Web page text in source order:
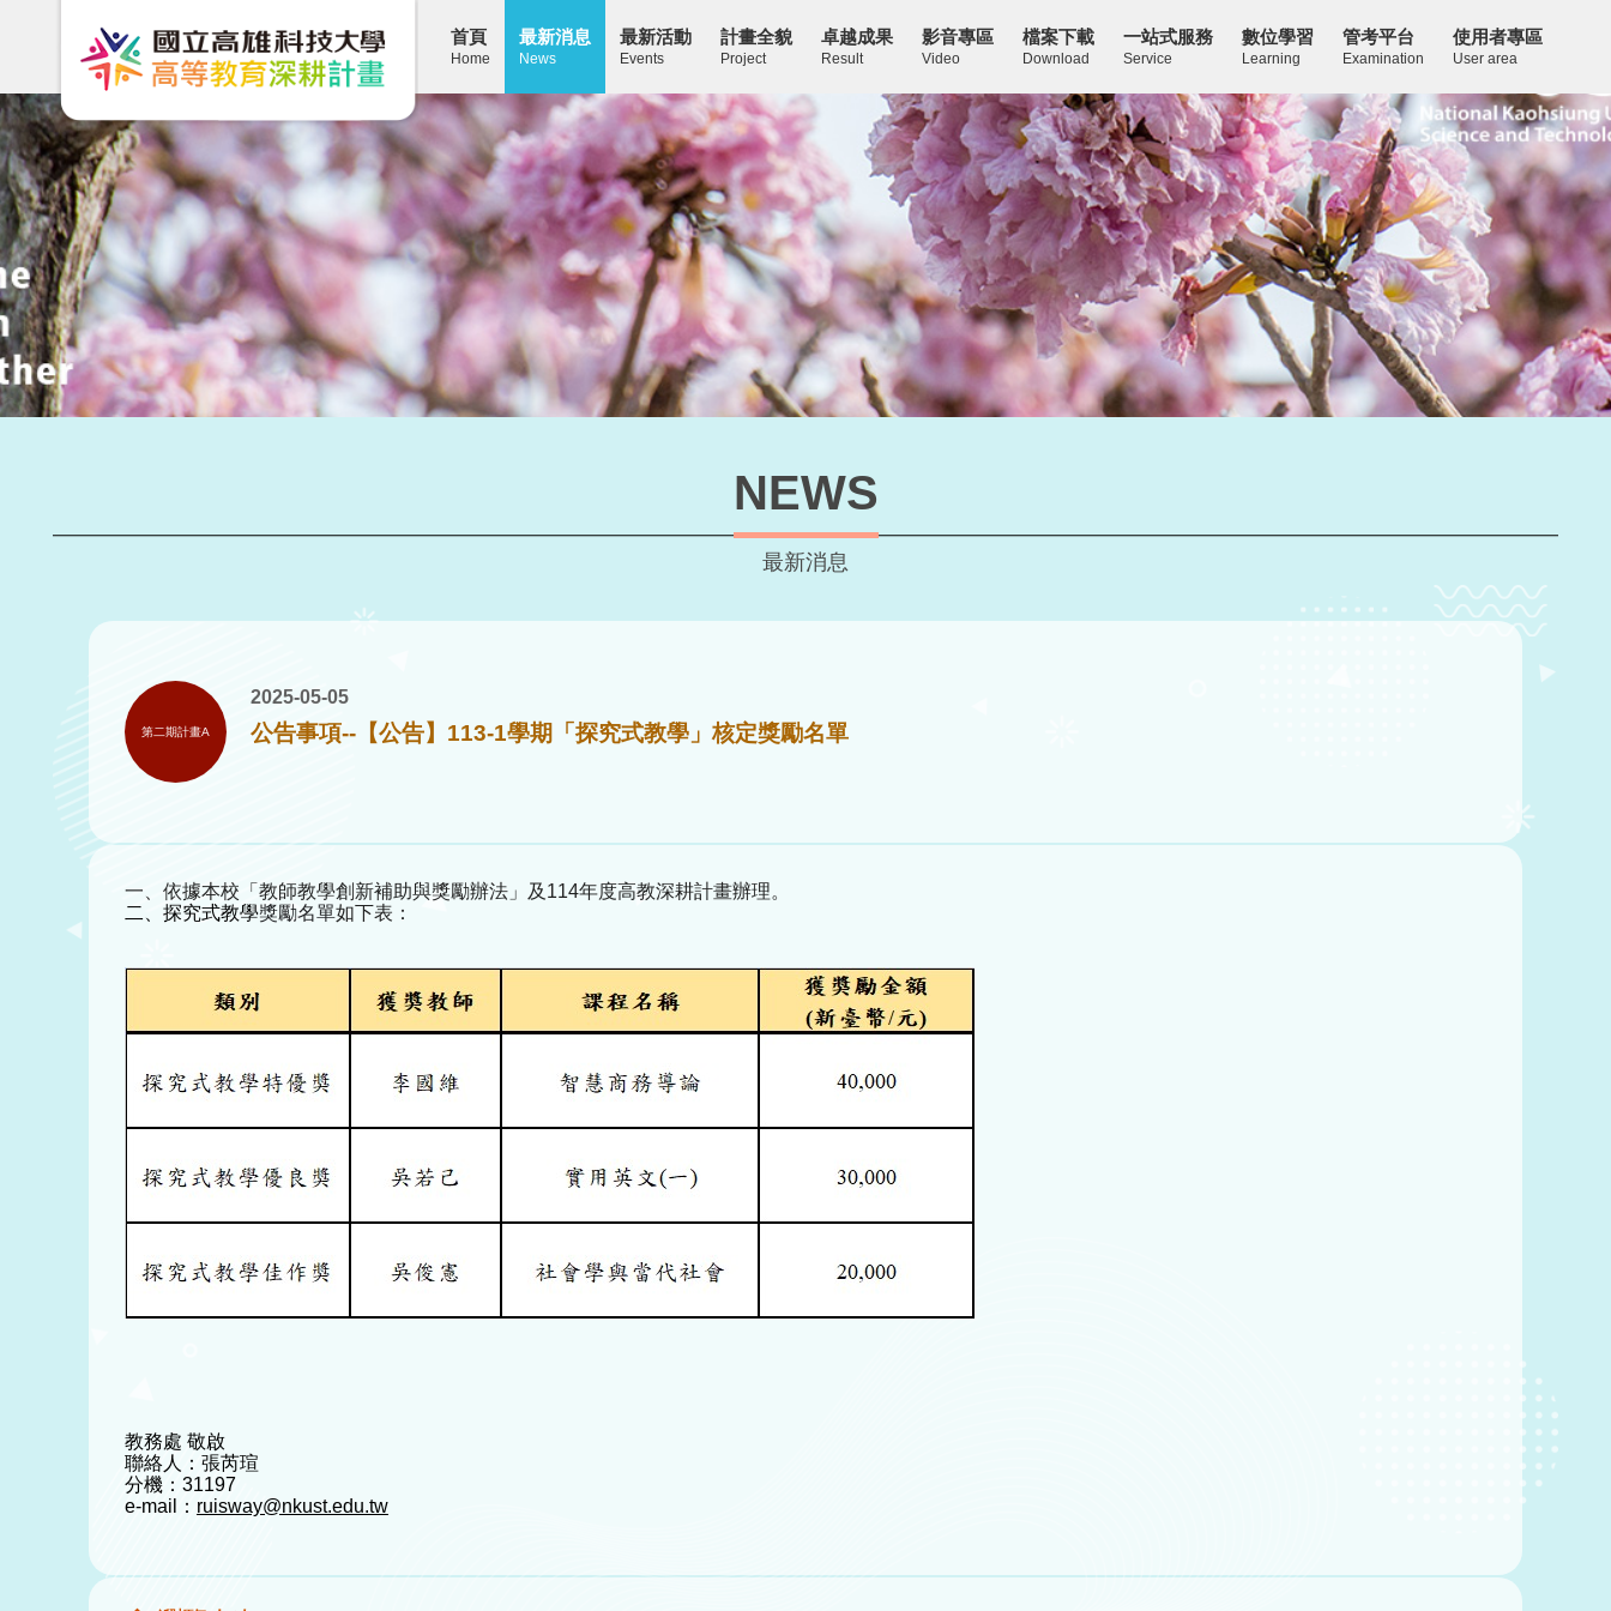
首頁
Home
最新消息
News
最新活動
Events
計畫全貌
Project
卓越成果
Result
影音專區
Video
檔案下載
Download
一站式服務
Service
數位學習
Learning
管考平台
Examination
使用者專區
User area
NEWS
最新消息
第二期計畫A
2025-05-05
公告事項--【公告】113-1學期「探究式教學」核定獎勵名單
一、依據本校「教師教學創新補助與獎勵辦法」及114年度高教深耕計畫辦理。
二、探究式教學獎勵名單如下表：
教務處 敬啟
聯絡人：張芮瑄
分機：31197
e-mail： ruisway@nkust.edu.tw